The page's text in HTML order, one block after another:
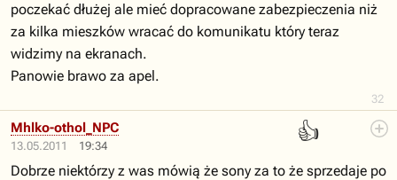
32
poczekać dłużej ale mieć dopracowane zabezpieczenia niż
za kilka mieszków wracać do komunikatu który teraz
widzimy na ekranach.
Panowie brawo za apel.
13.05.2011 19:34
👍
Mhlko-othol_NPC
Dobrze niektórzy z was mówią że sony za to że sprzedaje po